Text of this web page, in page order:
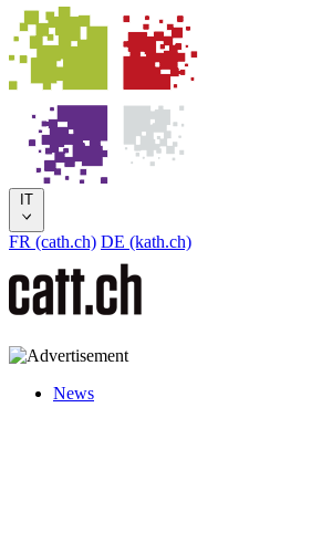
IT
FR (cath.ch) DE (kath.ch)
News